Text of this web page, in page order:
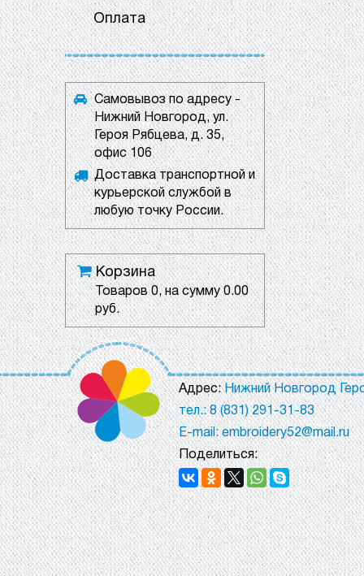
Оплата
Самовывоз по адресу -
Нижний Новгород, ул.
Героя Рябцева, д. 35,
офис 106
Доставка транспортной и
курьерской службой в
любую точку России.
Корзина
Товаров0, на сумму0.00
руб.
Адрес:Нижний Новгород
тел.: 8 (831) 291-31-83
E-mail: embroidery52@mail.ru
Поделиться: